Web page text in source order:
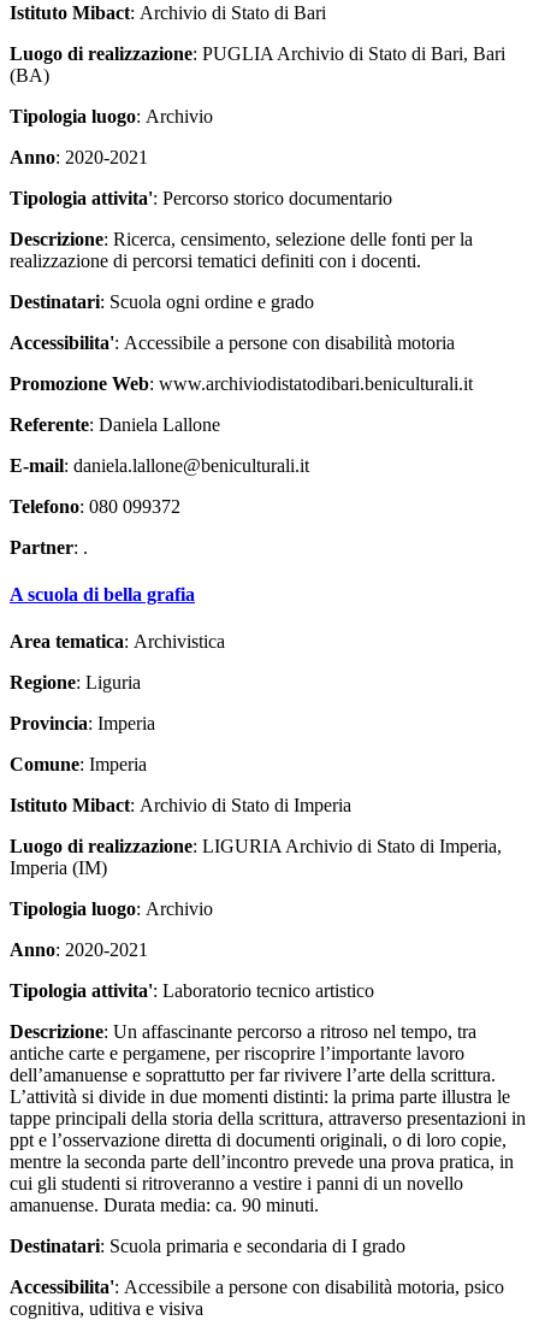
Istituto Mibact: Archivio di Stato di Bari
Luogo di realizzazione: PUGLIA Archivio di Stato di Bari, Bari
(BA)
Tipologia luogo: Archivio
Anno: 2020-2021
Tipologia attivita': Percorso storico documentario
Descrizione: Ricerca, censimento, selezione delle fonti per la
realizzazione di percorsi tematici definiti con i docenti.
Destinatari: Scuola ogni ordine e grado
Accessibilita': Accessibile a persone con disabilità motoria
Promozione Web: www.archiviodistatodibari.beniculturali.it
Referente: Daniela Lallone
E-mail: daniela.lallone@beniculturali.it
Telefono: 080 099372
Partner: .
A scuola di bella grafia
Area tematica: Archivistica
Regione: Liguria
Provincia: Imperia
Comune: Imperia
Istituto Mibact: Archivio di Stato di Imperia
Luogo di realizzazione: LIGURIA Archivio di Stato di Imperia,
Imperia (IM)
Tipologia luogo: Archivio
Anno: 2020-2021
Tipologia attivita': Laboratorio tecnico artistico
Descrizione: Un affascinante percorso a ritroso nel tempo, tra
antiche carte e pergamene, per riscoprire l’importante lavoro
dell’amanuense e soprattutto per far rivivere l’arte della scrittura.
L’attività si divide in due momenti distinti: la prima parte illustra le
tappe principali della storia della scrittura, attraverso presentazioni in
ppt e l’osservazione diretta di documenti originali, o di loro copie,
mentre la seconda parte dell’incontro prevede una prova pratica, in
cui gli studenti si ritroveranno a vestire i panni di un novello
amanuense. Durata media: ca. 90 minuti.
Destinatari: Scuola primaria e secondaria di I grado
Accessibilita': Accessibile a persone con disabilità motoria, psico
cognitiva, uditiva e visiva